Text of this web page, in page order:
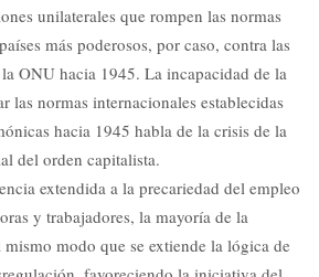
unilaterales que rompen las normas
más poderosos, por caso, contra las
ONU hacia 1945. La incapacidad de la
las normas internacionales establecidas
hacia 1945 habla de la crisis de la
del orden capitalista.
extendida a la precariedad del empleo
y trabajadores, la mayoría de la
modo que se extiende la lógica de